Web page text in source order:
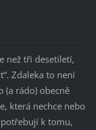
než tři desetiletí,
Zdaleka to není
(a rádo) obecně
která nechce nebo
k tomu,